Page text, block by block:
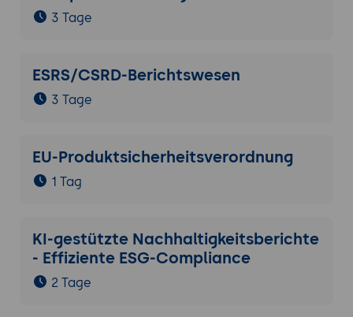
3 Tage
ESRS/CSRD-Berichtswesen
3 Tage
EU-Produktsicherheitsverordnung
1 Tag
KI-gestützte Nachhaltigkeitsberichte
- Effiziente ESG-Compliance
2 Tage